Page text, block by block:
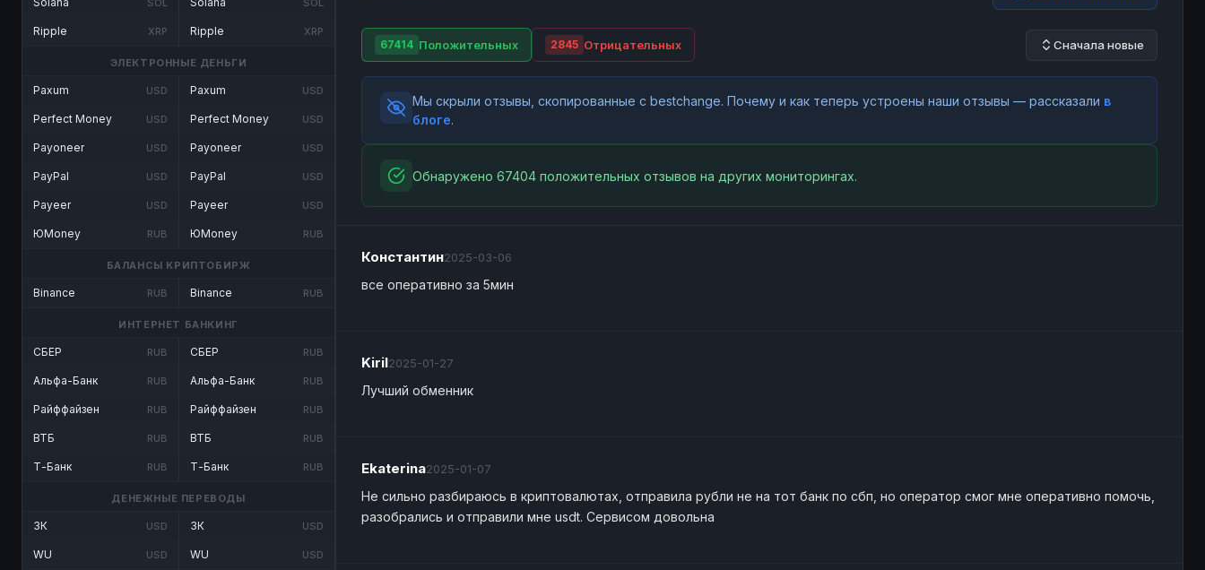
SOL
Ripple XRP
SOL
Ripple XRP
ЭЛЕКТРОННЫЕ ДЕНЬГИ
Paxum USD
Perfect Money USD
Payoneer USD
PayPal USD
Payeer USD
ЮMoney RUB
Paxum USD
Perfect Money USD
Payoneer USD
PayPal USD
Payeer USD
ЮMoney RUB
БАЛАНСЫ КРИПТОБИРЖ
Binance RUB Binance RUB
ИНТЕРНЕТ БАНКИНГ
СБЕР RUB
Альфа-Банк RUB
Райффайзен RUB
ВТБ RUB
Т-Банк RUB
СБЕР RUB
Альфа-Банк RUB
Райффайзен RUB
ВТБ RUB
Т-Банк RUB
ДЕНЕЖНЫЕ ПЕРЕВОДЫ
ЗК USD
WU USD
ЗК USD
WU USD
67414 Положительных 2845 Отрицательных Сначала новые
Мы скрыли отзывы, скопированные с bestchange. Почему и как теперь устроены наши отзывы — рассказали в
блоге.
Обнаружено 67404 положительных отзывов на других мониторингах.
Константин2025-03-06
все оперативно за 5мин
Kiril2025-01-27
Лучший обменник
Ekaterina2025-01-07
Не сильно разбираюсь в криптовалютах, отправила рубли не на тот банк по сбп, но оператор смог мне оперативно помочь,
разобрались и отправили мне usdt. Сервисом довольна